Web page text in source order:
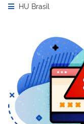
Abrir menu
HU Brasil